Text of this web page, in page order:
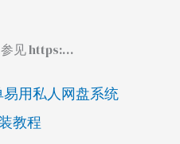
见 https:…
易用私人网盘系统
教程